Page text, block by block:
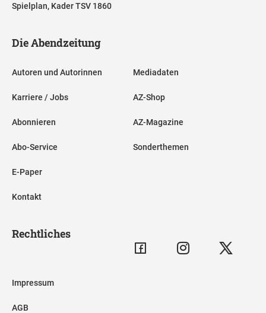
Spielplan, Kader TSV 1860
Die Abendzeitung
Autoren und Autorinnen
Karriere / Jobs
Abonnieren
Abo-Service
E-Paper
Kontakt
Mediadaten
AZ-Shop
AZ-Magazine
Sonderthemen
Rechtliches
Impressum
AGB